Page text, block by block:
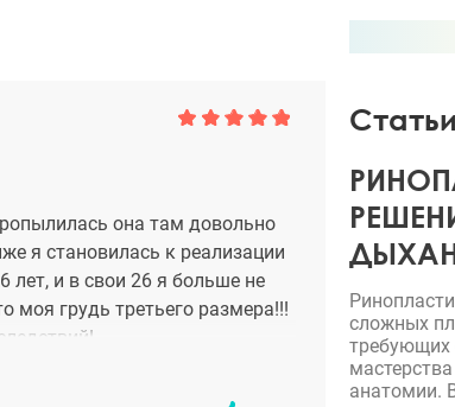
она там довольно
я становилась к реализации
лет, и в свои 26 я больше не
грудь третьего размера!!!
Статьи
сложных
требующих
анатомии.